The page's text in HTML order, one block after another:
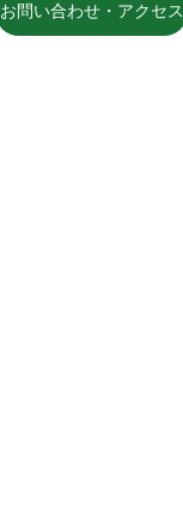
お問い合わせ・アクセス